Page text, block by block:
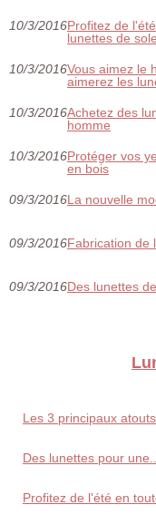
10/3/2016Profitez de
lunettes de
10/3/2016Vous aimez le
aimerez les
10/3/2016Achetez des
homme
10/3/2016Protéger vos
en bois
09/3/2016La nouvelle
09/3/2016Fabrication de
09/3/2016Des lunettes
Les 3 principaux atouts
Des lunettes pour une...
Profitez de l'été en